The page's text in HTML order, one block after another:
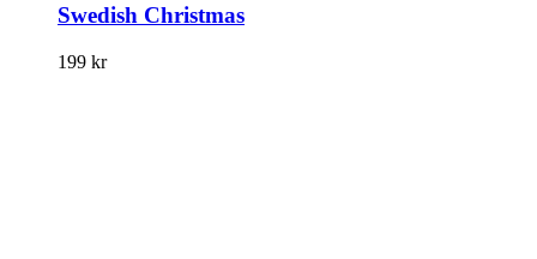
Swedish Christmas
199 kr